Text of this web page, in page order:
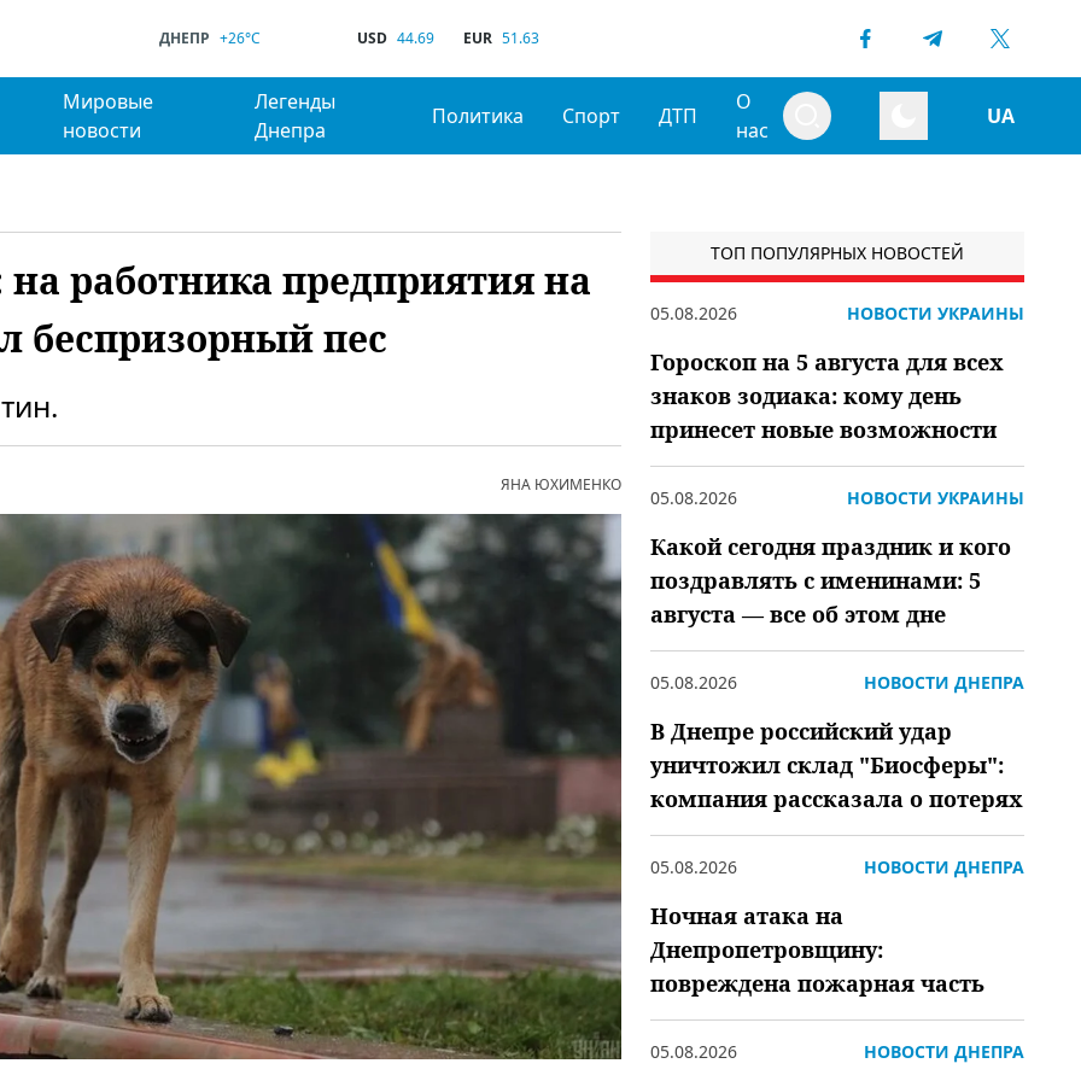
ДНЕПР +26°C USD 44.69 EUR 51.63
Мировые
новости
Легенды
Днепра
Политика Спорт ДТП
О
нас
UA
работника предприятия на
беспризорный пес
ЯНА ЮХИМЕНКО
ТОП ПОПУЛЯРНЫХ НОВОСТЕЙ
05.08.2026 НОВОСТИ УКРАИНЫ
Гороскоп на 5 августа для всех
знаков зодиака: кому день
принесет новые возможности
05.08.2026 НОВОСТИ УКРАИНЫ
Какой сегодня праздник и кого
поздравлять с именинами: 5
августа — все об этом дне
05.08.2026 НОВОСТИ ДНЕПРА
В Днепре российский удар
уничтожил склад "Биосферы":
компания рассказала о потерях
05.08.2026 НОВОСТИ ДНЕПРА
Ночная атака на
Днепропетровщину:
повреждена пожарная часть
05.08.2026 НОВОСТИ ДНЕПРА